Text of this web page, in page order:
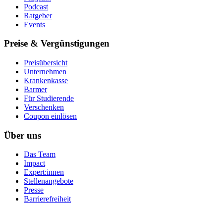
Podcast
Ratgeber
Events
Preise & Vergünstigungen
Preisübersicht
Unternehmen
Krankenkasse
Barmer
Für Studierende
Ver­schen­ken
Coupon einlösen
Über uns
Das Team
Impact
Expert:innen
Stellenangebote
Presse
Barrierefreiheit